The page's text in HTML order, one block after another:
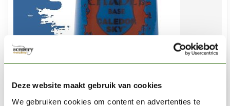
Deze website maakt gebruik van cookies
We gebruiken cookies om content en advertenties te
Caledor Sky - Base Paint - 12ml - 21-09